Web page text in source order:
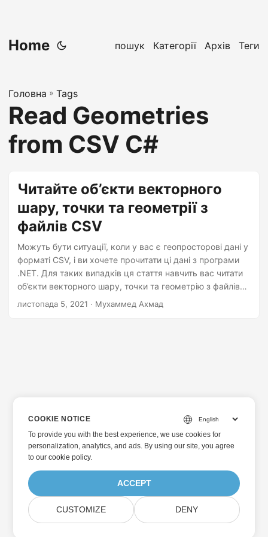
Home пошук Категорії Архів Теги
Головна » Tags
Read Geometries
from CSV C#
Читайте об’єкти векторного
шару, точки та геометрії з
файлів CSV
Можуть бути ситуації, коли у вас є геопросторові дані у
форматі CSV, і ви хочете прочитати ці дані з програми
.NET. Для таких випадків ця стаття навчить вас читати
об’єкти векторного шару, точки та геометрію з файлів
CSV за допомогою C#.
листопада 5, 2021 · Мухаммед Ахмад
COOKIE NOTICE
To provide you with the best experience, we use cookies for
personalization, analytics, and ads. By using our site, you agree
toour cookie policy.
ACCEPT
CUSTOMIZE DENY